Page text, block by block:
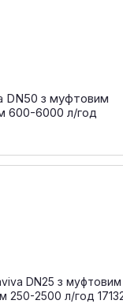
DN50 з муфтовим
600-6000 л/год